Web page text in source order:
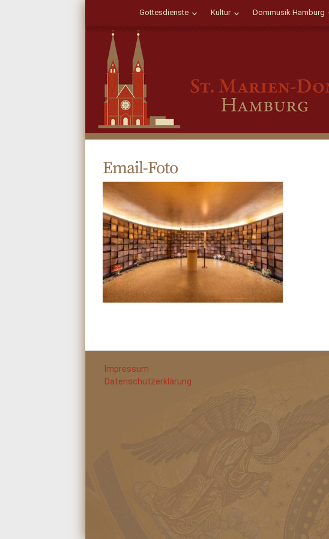
Gottesdienste Kultur Dommusik Hamburg
Email-Foto
Impressum
Datenschutzerklärung